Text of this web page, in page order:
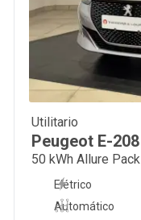
Utilitario
Peugeot E-208
50 kWh Allure Pack
Automático
Elétrico